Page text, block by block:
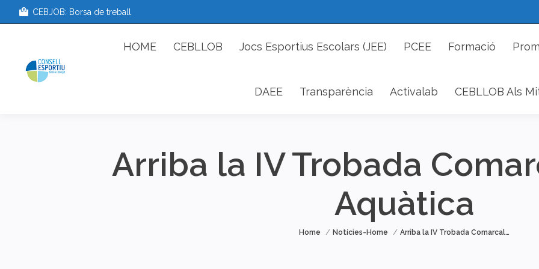
CEBJOB: Borsa de treball
HOME CEBLLOB Jocs Esportius Escolars (JEE) PCEE Formació
DAEE Transparència Activalab CEBLLOB Als
Arriba la IV Trobada
Aquàtica
You are here:
Home Notícies-Home Arriba la IV Trobada Comarcal…